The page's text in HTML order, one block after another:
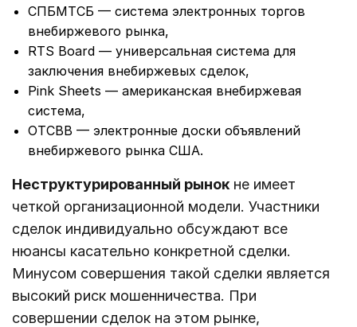
СПБМТСБ — система электронных торгов
внебиржевого рынка,
RTS Board — универсальная система для
заключения внебиржевых сделок,
Pink Sheets — американская внебиржевая
система,
OTCBB — электронные доски объявлений
внебиржевого рынка США.
Неструктурированный рынок не имеет
четкой организационной модели. Участники
сделок индивидуально обсуждают все
нюансы касательно конкретной сделки.
Минусом совершения такой сделки является
высокий риск мошенничества. При
совершении сделок на этом рынке,